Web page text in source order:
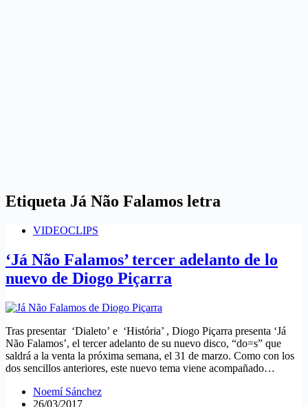
Etiqueta Já Não Falamos letra
VIDEOCLIPS
‘Já Não Falamos’ tercer adelanto de lo
nuevo de Diogo Piçarra
Tras presentar ‘Dialeto’ e ‘História’ , Diogo Piçarra presenta ‘Já
Não Falamos’, el tercer adelanto de su nuevo disco, “do=s” que
saldrá a la venta la próxima semana, el 31 de marzo. Como con los
dos sencillos anteriores, este nuevo tema viene acompañado…
Noemí Sánchez
26/03/2017